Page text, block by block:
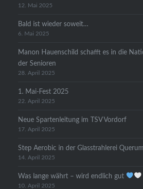
12. Mai 2025
Bald ist wieder soweit…
6. Mai 2025
Manon Hauenschild schafft es in die
der Senioren
28. April 2025
1. Mai-Fest 2025
22. April 2025
Neue Spartenleitung im TSV Vordorf
17. April 2025
Step Aerobic in der Glasstrahlerei Querum
14. April 2025
Was lange währt – wird endlich gut
10. April 2025